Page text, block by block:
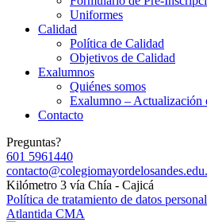
Uniformes
Calidad
Política de Calidad
Objetivos de Calidad
Exalumnos
Quiénes somos
Exalumno – Actualización
Contacto
Preguntas?
601 5961440
Kilómetro 3 vía Chía - Cajicá
Política de tratamiento de datos
Atlantida CMA